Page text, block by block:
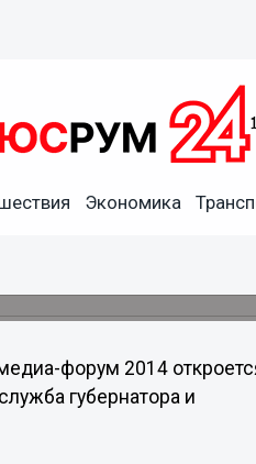
Экономика
форум 2014
губернатора и